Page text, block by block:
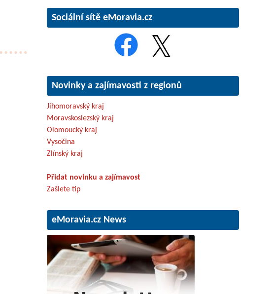
Sociální sítě eMoravia.cz
Novinky a zajímavosti z regionů
Jihomoravský kraj
Moravskoslezský kraj
Olomoucký kraj
Vysočina
Zlínský kraj
Přidat novinku a zajímavost
Zašlete tip
eMoravia.cz News